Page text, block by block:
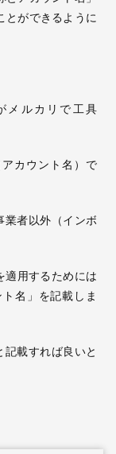
とができるように
メルカリで工具
カウント名）で
業者以外（インボ
適用するためには
名」を記載しま
載すれば良いと